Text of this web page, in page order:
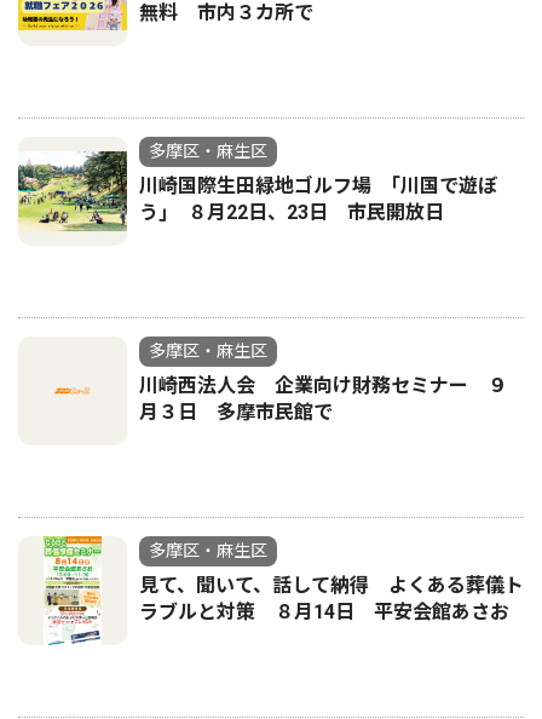
無料 市内３カ所で
多摩区・麻生区
川崎国際生田緑地ゴルフ場 ｢川国で遊ぼ
う｣ ８月22日、23日 市民開放日
多摩区・麻生区
川崎西法人会 企業向け財務セミナー ９
月３日 多摩市民館で
多摩区・麻生区
見て、聞いて、話して納得 よくある葬儀ト
ラブルと対策 ８月14日 平安会館あさお